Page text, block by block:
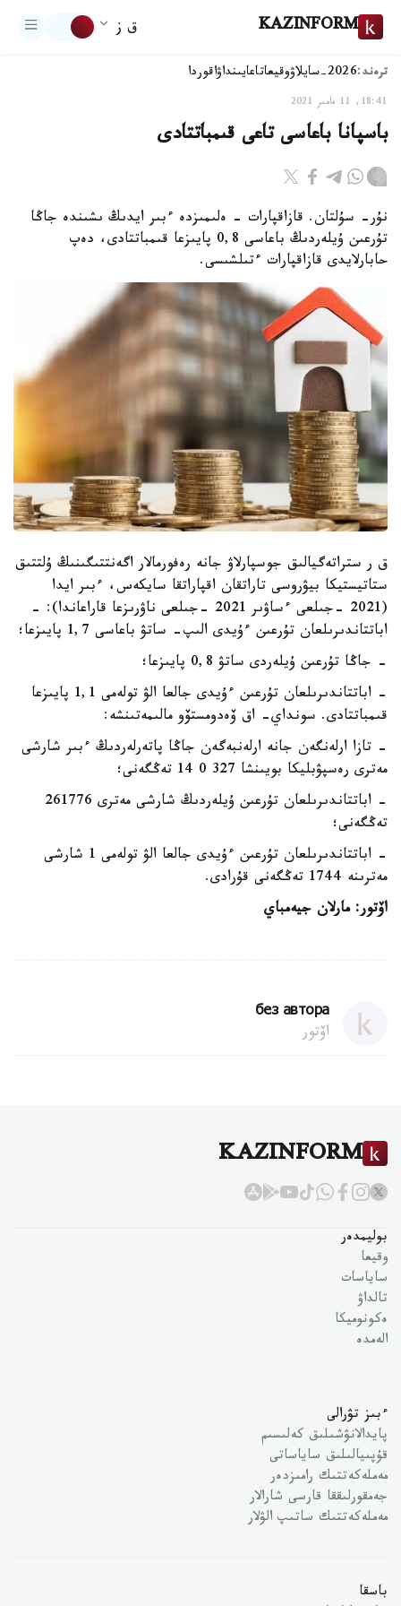
KAZINFORM ق ز
ترەند:2026-سايلاۋ وقيعاتاعايىنداۋاقوردا
18:41, 11 مامىر 2021
باسپانا باعاسى تاعى قىمباتتادى
نۇر- سۇلتان. قازاقپارات - ەلىمىزدە ءبىر ايدىڭ ىشىندە جاڭا
تۇرعىن ۇيلەردىڭ باعاسى 0,8 پايىزعا قىمباتتادى، دەپ
حابارلايدى قازاقپارات ءتىلشىسى.
ق ر ستراتەگيالىق جوسپارلاۋ جانە رەفورمالار اگەنتتىگىنىڭ ۇلتتىق
ستاتيستيكا بيۋروسى تاراتقان اقپاراتقا سايكەس، ءبىر ايدا
(2021 -جىلعى ءساۋىر 2021 -جىلعى ناۋرىزعا قاراعاندا): -
اباتتاندىرىلعان تۇرعىن ءۇيدى الىپ- ساتۋ باعاسى 1,7 پايىزعا؛
- جاڭا تۇرعىن ۇيلەردى ساتۋ 0,8 پايىزعا؛
- اباتتاندىرىلعان تۇرعىن ءۇيدى جالعا الۋ تولەمى 1,1 پايىزعا
قىمباتتادى. سونداي- اق ۆەدومستۆو مالىمەتىنشە:
- تازا ارلەنگەن جانە ارلەنبەگەن جاڭا پاتەرلەردىڭ ءبىر شارشى
مەترى رەسپۋبليكا بويىنشا 327 0 14 تەڭگەنى؛
- اباتتاندىرىلعان تۇرعىن ۇيلەردىڭ شارشى مەترى 261776
تەڭگەنى؛
- اباتتاندىرىلعان تۇرعىن ءۇيدى جالعا الۋ تولەمى 1 شارشى
مەترىنە 1744 تەڭگەنى قۇرادى.
اۆتور: مارلان جيەمباي
без автора
اۆتور
KAZINFORM
بوليمدەر
وقيعا
ساياسات
تالداۋ
ەكونوميكا
الەمدە
ءبىز تۋرالى
پايدالانۋشىلىق كەلىسىم
قۇپىيالىلىق ساياساتى
مەملەكەتتىك رامىزدەر
جەمقورلىققا قارسى شارالار
مەملەكەتتىك ساتىپ الۋلار
باسقا